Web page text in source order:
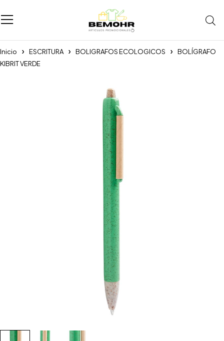
Inicio ESCRITURA BOLIGRAFOS ECOLOGICOS
BOLÍGRAFO
KIBRIT VERDE